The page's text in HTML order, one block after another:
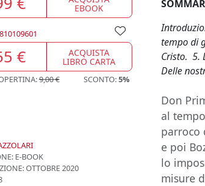
EBOOK
€ ACQUISTA
LIBRO CARTA
9,00 € SCONTO:5%
E-BOOK
OTTOBRE 2020
tempo di
Cristo. 5.
Delle
Don
al
parroco
e poi
lo
misure